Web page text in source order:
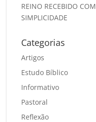
REINO RECEBIDO COM
SIMPLICIDADE
Categorias
Artigos
Estudo Bíblico
Informativo
Pastoral
Reflexão